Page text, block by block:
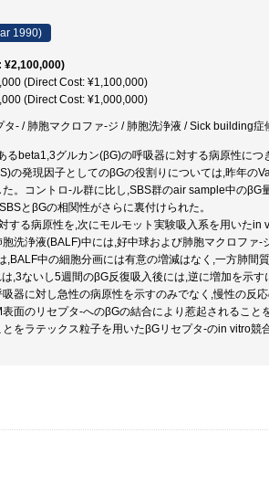
1990)
¥2,100,000)
(Direct Cost: ¥1,100,000)
(Direct Cost: ¥1,000,000)
タ- / 肺胞マクロファ-ジ / 肺胞洗浄液 / Sick building
るbeta1,3グルカン(βG)の呼吸器に対する病原性につ
の発現因子としてのβGの役割りについては,昨年の
。コントロ-ル群に比し,SBS群のair sample中の
とβGの相関性がさらに裏付けられた。
する病原性を,次にモルモット実験吸入系を用いた
洗浄液(BALF)中には,好中球および肺胞マクロファ
,BALF中の細胞分画には有意の増減はなく,一方肺間
,3ないし5週間のβG反復吸入後には,逆に増加を示
器に対し急性の病原性を示すのみでなく,慢性の反
面のリセプタ-へのβGの結合により惹起されるこ
をラテックス粒子を用いたβGリセプタ-のin vitro競